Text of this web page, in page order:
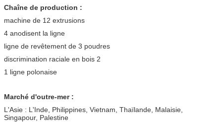
Chaîne de production :
machine de 12 extrusions
4 anodisent la ligne
ligne de revêtement de 3 poudres
discrimination raciale en bois 2
1 ligne polonaise
Marché d'outre-mer :
L'Asie : L'Inde, Philippines, Vietnam, Thaïlande, Malaisie,
Singapour, Palestine